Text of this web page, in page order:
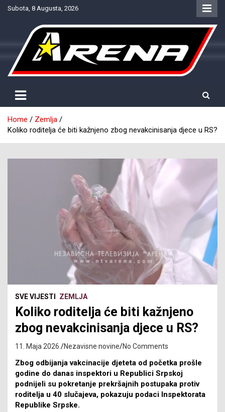
SkipSubota, 8 Augusta, 2026
NTV Arena
Home
Zemlja
Koliko roditelja će biti kažnjeno zbog nevakcinisanja djece u RS?
SVE VIJESTI ZEMLJA
Koliko roditelja će biti kažnjeno
zbog nevakcinisanja djece u RS?
11. Maja 2026. Nezavisne novine No Comments
Zbog odbijanja vakcinacije djeteta od početka prošle
godine do danas inspektori u Republici Srpskoj
podnijeli su pokretanje prekršajnih postupaka protiv
roditelja u 40 slučajeva, pokazuju podaci Inspektorata
Republike Srpske.